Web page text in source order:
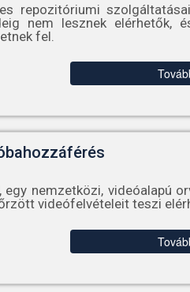
repozitóriumi
nem lesznek elérhetők,
fel.
nemzetközi, videóalapú
videófelvételeit teszi